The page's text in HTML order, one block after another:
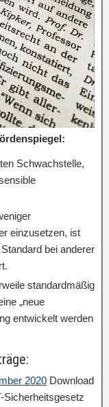
Schwachstelle,
einzusetzen, ist
bei anderer
standardmäßig
„neue
entwickelt werden
2020 Download
Sicherheitsgesetz